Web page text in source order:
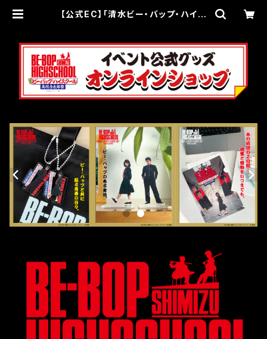
【公式EC】「清水ビー・バップ・ハイス